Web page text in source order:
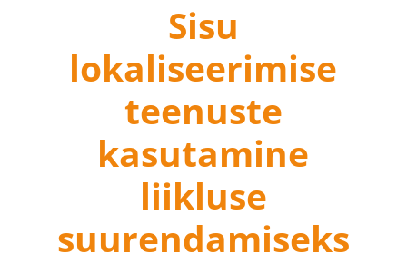
Sisu
lokaliseerimise
teenuste
kasutamine
liikluse
suurendamiseks